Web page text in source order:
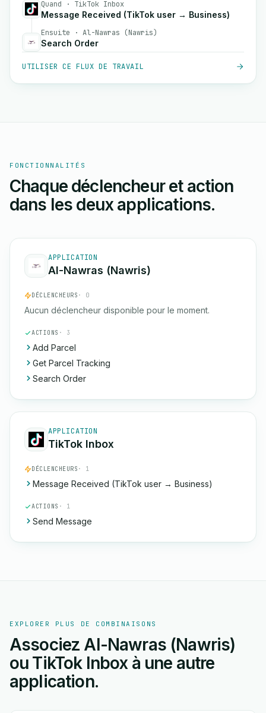
Quand · TikTok Inbox
Message Received (TikTok user → Business)
Ensuite · Al-Nawras (Nawris)
Search Order
UTILISER CE FLUX DE TRAVAIL
FONCTIONNALITÉS
Chaque déclencheur et action
dans les deux applications.
APPLICATION
Al-Nawras (Nawris)
DÉCLENCHEURS · 0
Aucun déclencheur disponible pour le moment.
ACTIONS · 3
Add Parcel
Get Parcel Tracking
Search Order
APPLICATION
TikTok Inbox
DÉCLENCHEURS · 1
Message Received (TikTok user → Business)
ACTIONS · 1
Send Message
EXPLORER PLUS DE COMBINAISONS
Associez Al-Nawras (Nawris)
ou TikTok Inbox à une autre
application.